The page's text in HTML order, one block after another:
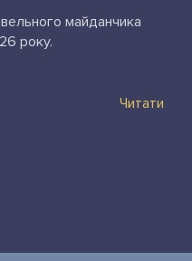
майданчика
року.
Читати